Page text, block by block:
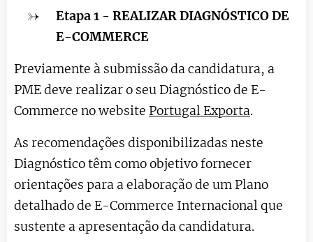
Etapa 1 - REALIZAR DIAGNÓSTICO DE
E-COMMERCE
Previamente à submissão da candidatura, a
PME deve realizar o seu Diagnóstico de E-
Commerce no website Portugal Exporta.
As recomendações disponibilizadas neste
Diagnóstico têm como objetivo fornecer
orientações para a elaboração de um Plano
detalhado de E-Commerce Internacional que
sustente a apresentação da candidatura.